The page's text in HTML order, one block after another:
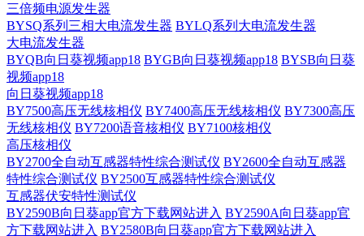
三倍频电源发生器
BYSQ系列三相大电流发生器 BYLQ系列大电流发生器
大电流发生器
BYQB向日葵视频app18 BYGB向日葵视频app18 BYSB向日葵
视频app18
向日葵视频app18
BY7500高压无线核相仪 BY7400高压无线核相仪 BY7300高压
无线核相仪 BY7200语音核相仪 BY7100核相仪
高压核相仪
BY2700全自动互感器特性综合测试仪 BY2600全自动互感器
特性综合测试仪 BY2500互感器特性综合测试仪
互感器伏安特性测试仪
BY2590B向日葵app官方下载网站进入 BY2590A向日葵app官
方下载网站进入 BY2580B向日葵app官方下载网站进入